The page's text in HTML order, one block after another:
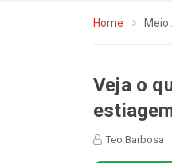
Home
Veja o
Teo Barbosa